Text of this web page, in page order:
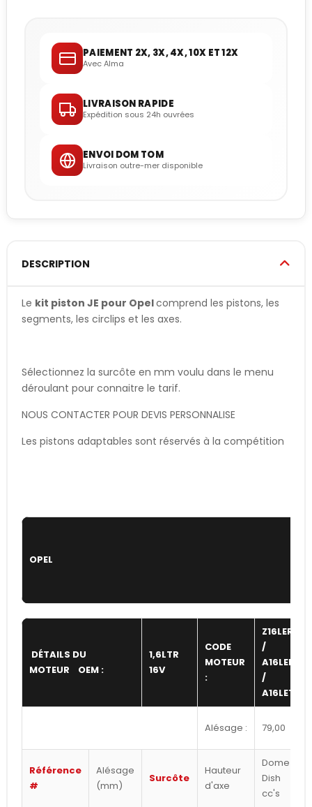
PAIEMENT 2X, 3X, 4X, 10X ET 12X
Avec Alma
LIVRAISON RAPIDE
Expédition sous 24h ouvrées
ENVOI DOM TOM
Livraison outre-mer disponible
DESCRIPTION
Le kit piston JE pour Opelcomprend les pistons, les
segments, les circlips et les axes.
Sélectionnez la surcôte en mm voulu dans le menu
déroulant pour connaitre le tarif.
NOUS CONTACTER POUR DEVIS PERSONNALISE
Les pistons adaptables sont réservés à la compétition
OPEL
DÉTAILS DU
MOTEUR OEM :
1,6LTR
16V
CODE
MOTEUR
:
Z16LER
/
A16LER
/
A16LET
Alésage : 79,00
Référence
#
Alésage
(mm)
Surcôte
Hauteur
d'axe
Dome /
Dish
cc's